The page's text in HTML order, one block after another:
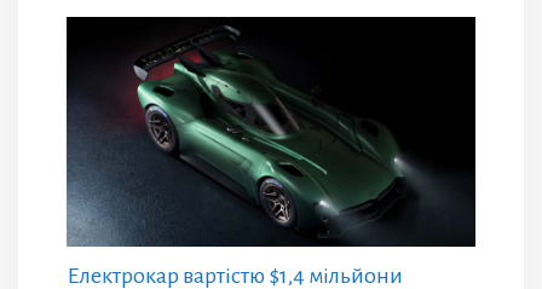
Електрокар вартістю $1,4 мільйони